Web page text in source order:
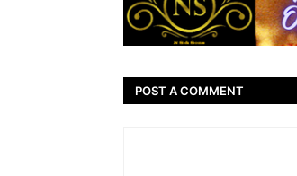
POST A COMMENT